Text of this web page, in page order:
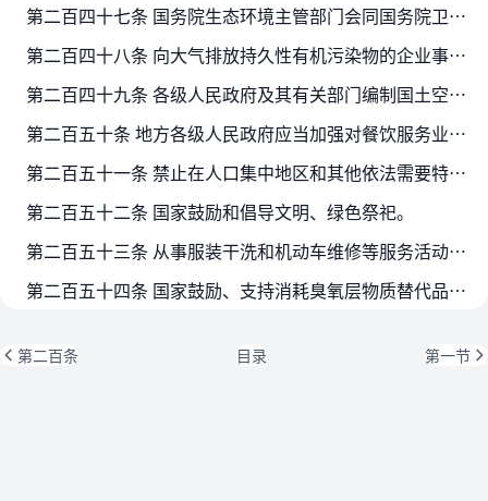
第二百四十七条 国务院生态环境主管部门会同国务院卫生健康主管部门，根据大气污染物对公众健康、生态环境的危害和影响程度，制定公布有毒有害大气污染物名录并适时更新，实行风险管理。
第二百四十八条 向大气排放持久性有机污染物的企业事业单位和其他生产经营者以及废弃物焚烧设施的运营单位，应当按照国家规定，采取有利于减少持久性有机污染物排放的技术方法和工艺，配备…
第二百四十九条 各级人民政府及其有关部门编制国土空间规划和相关规划，应当统筹规划，合理安排土地用途和建设布局，防止、减少恶臭污染。
第二百五十条 地方各级人民政府应当加强对餐饮服务业布局和设置的引导，在经营主体登记注册环节提示选址禁止性要求。
第二百五十一条 禁止在人口集中地区和其他依法需要特殊保护的区域焚烧沥青、油毡、橡胶、塑料、皮革、垃圾及其他产生有毒有害烟尘和恶臭气体的物质。
第二百五十二条 国家鼓励和倡导文明、绿色祭祀。
第二百五十三条 从事服装干洗和机动车维修等服务活动的经营者，应当按照国家相关标准或者要求设置异味和废气处理装置等污染防治设施并保持正常使用，防止影响周边环境。
第二百五十四条 国家鼓励、支持消耗臭氧层物质替代品的生产、使用，逐步减少直至停止消耗臭氧层物质的生产、使用。
第二百条 目录 第一节